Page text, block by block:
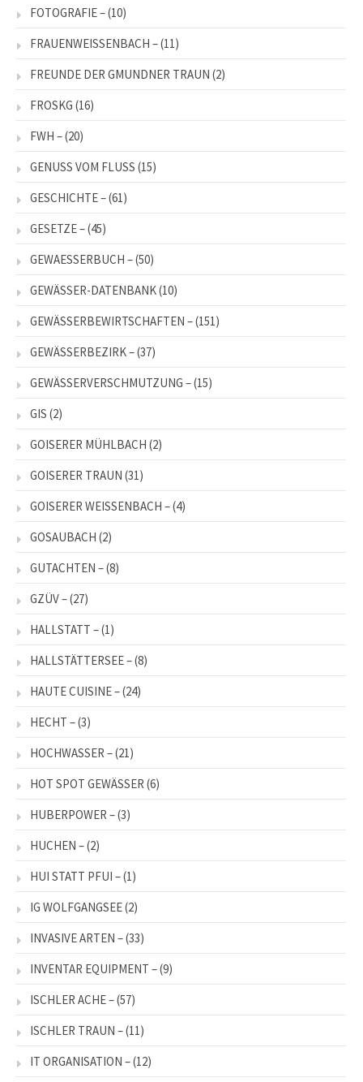
FOTOGRAFIE –(10)
FRAUENWEISSENBACH –(11)
FREUNDE DER GMUNDNER TRAUN (2)
FROSKG (16)
FWH –(20)
GENUSS VOM FLUSS (15)
GESCHICHTE –(61)
GESETZE –(45)
GEWAESSERBUCH –(50)
GEWÄSSER-DATENBANK(10)
GEWÄSSERBEWIRTSCHAFTEN –(151)
GEWÄSSERBEZIRK –(37)
GEWÄSSERVERSCHMUTZUNG –(15)
GIS (2)
GOISERER MÜHLBACH (2)
GOISERER TRAUN (31)
GOISERER WEISSENBACH –(4)
GOSAUBACH (2)
GUTACHTEN –(8)
GZÜV –(27)
HALLSTATT –(1)
HALLSTÄTTERSEE –(8)
HAUTE CUISINE –(24)
HECHT –(3)
HOCHWASSER –(21)
HOT SPOT GEWÄSSER (6)
HUBERPOWER –(3)
HUCHEN –(2)
HUI STATT PFUI –(1)
IG WOLFGANGSEE(2)
INVASIVE ARTEN –(33)
INVENTAR EQUIPMENT –(9)
ISCHLER ACHE –(57)
ISCHLER TRAUN –(11)
IT ORGANISATION –(12)